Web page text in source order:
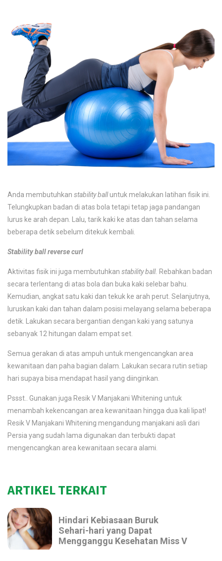
Anda membutuhkan stability balluntuk melakukan latihan fisik ini.
Telungkupkan badan di atas bola tetapi tetap jaga pandangan
lurus ke arah depan. Lalu, tarik kaki ke atas dan tahan selama
beberapa detik sebelum ditekuk kembali.
Stability ball reverse curl
Aktivitas fisik ini juga membutuhkan stability ball. Rebahkan badan
secara terlentang di atas bola dan buka kaki selebar bahu.
Kemudian, angkat satu kaki dan tekuk ke arah perut. Selanjutnya,
luruskan kaki dan tahan dalam posisi melayang selama beberapa
detik. Lakukan secara bergantian dengan kaki yang satunya
sebanyak 12 hitungan dalam empat set.
Semua gerakan di atas ampuh untuk mengencangkan area
kewanitaan dan paha bagian dalam. Lakukan secara rutin setiap
hari supaya bisa mendapat hasil yang diinginkan.
Pssst.. Gunakan juga Resik V Manjakani Whitening untuk
menambah kekencangan area kewanitaan hingga dua kali lipat!
Resik V Manjakani Whitening mengandung manjakani asli dari
Persia yang sudah lama digunakan dan terbukti dapat
mengencangkan area kewanitaan secara alami.
ARTIKEL TERKAIT
Hindari Kebiasaan Buruk
Sehari-hari yang Dapat
Mengganggu Kesehatan Miss V